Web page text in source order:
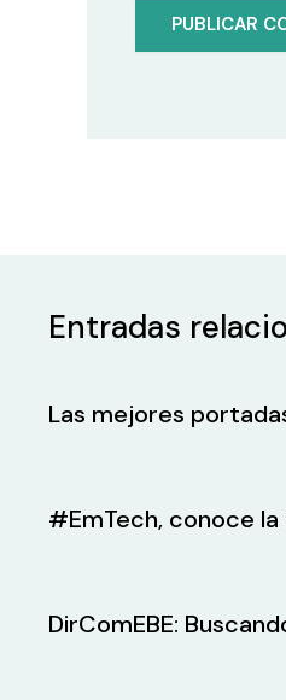
Entradas
Las mejores
#EmTech, conoce
DirComEBE: